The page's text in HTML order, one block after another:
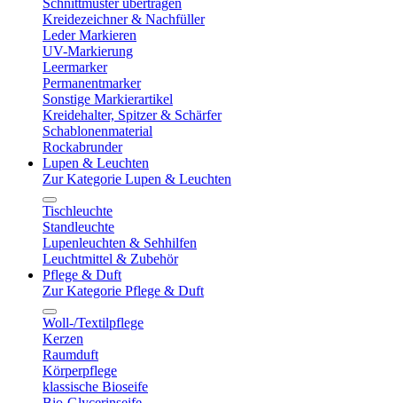
Schnittmuster übertragen
Kreidezeichner & Nachfüller
Leder Markieren
UV-Markierung
Leermarker
Permanentmarker
Sonstige Markierartikel
Kreidehalter, Spitzer & Schärfer
Schablonenmaterial
Rockabrunder
Lupen & Leuchten
Zur Kategorie Lupen & Leuchten
Tischleuchte
Standleuchte
Lupenleuchten & Sehhilfen
Leuchtmittel & Zubehör
Pflege & Duft
Zur Kategorie Pflege & Duft
Woll-/Textilpflege
Kerzen
Raumduft
Körperpflege
klassische Bioseife